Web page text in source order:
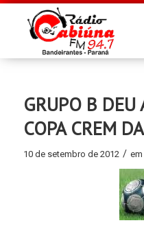
GRUPO B DEU
COPA CREM
10 de setembro de 2012 / em